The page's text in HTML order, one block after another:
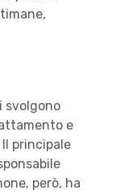
svolgono
e
principale
però, ha